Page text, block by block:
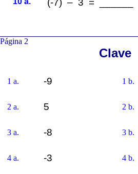
(-7) – 3 = ______
Página 2
Clave
1 a. -9 1 b.
2 a. 5 2 b.
3 a. -8 3 b.
4 a. -3 4 b.